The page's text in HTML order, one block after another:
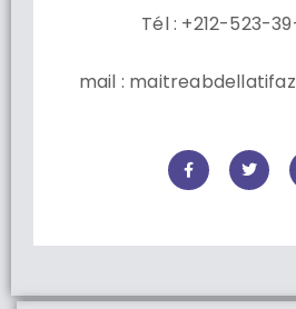
Tél : +212-523-
mail :